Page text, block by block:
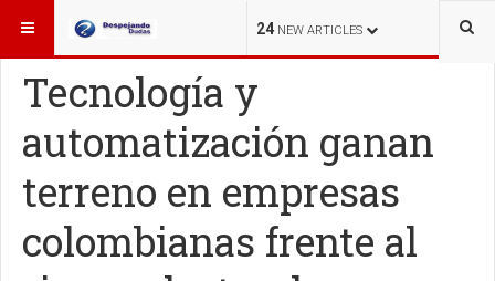
24 NEW ARTICLES
ESTÁ AQUÍ: TECNOLOGÍA
Tecnología y
automatización ganan
terreno en empresas
colombianas frente al